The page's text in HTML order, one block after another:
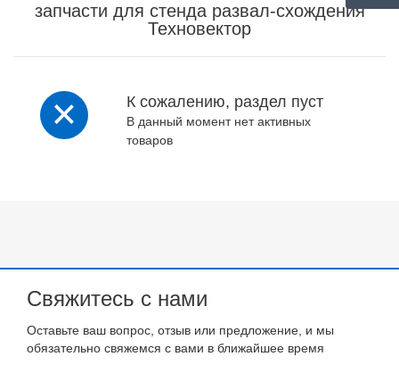
запчасти для стенда развал-схождения
Техновектор
К сожалению, раздел пуст
В данный момент нет активных
товаров
Свяжитесь с нами
Оставьте ваш вопрос, отзыв или предложение, и мы
обязательно свяжемся с вами в ближайшее время